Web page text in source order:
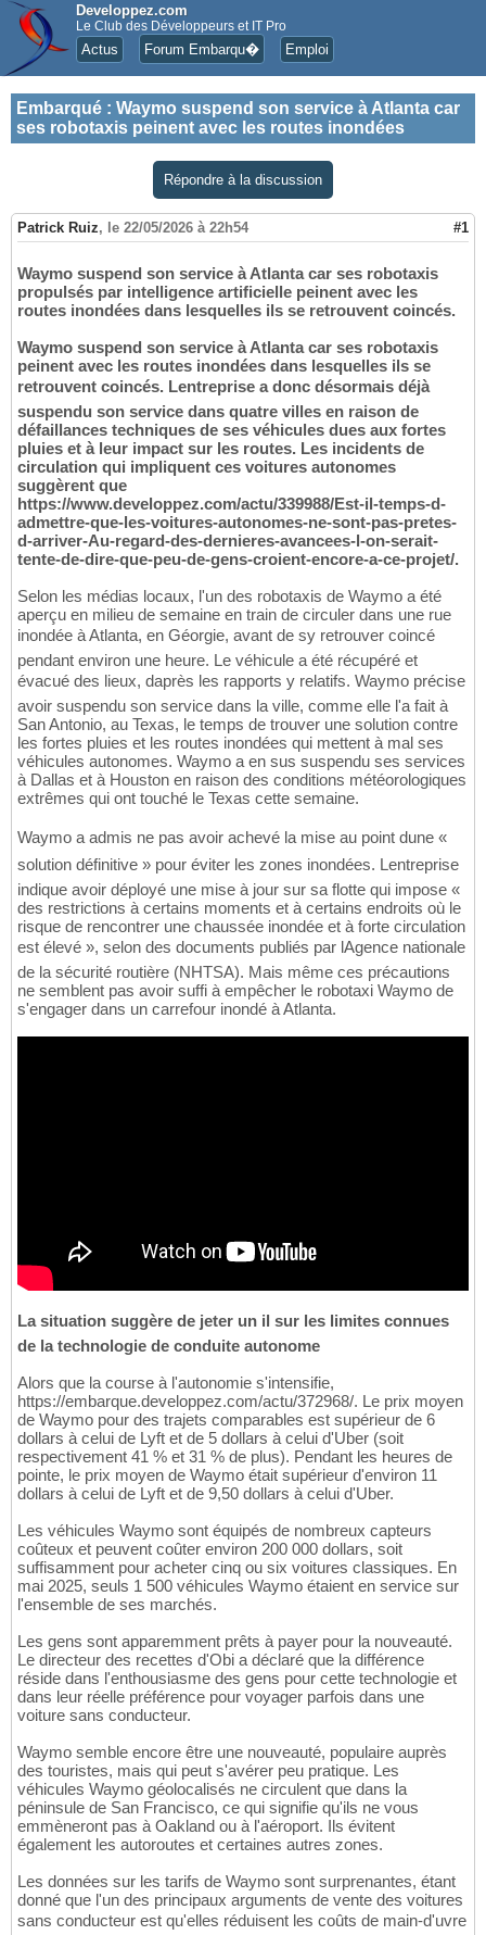
Developpez.com
Le Club des Développeurs et IT Pro
Actus Forum Embarqu� Emploi
Embarqué : Waymo suspend son service à Atlanta car
ses robotaxis peinent avec les routes inondées
Répondre à la discussion
Patrick Ruiz, le 22/05/2026 à 22h54 #1
Waymo suspend son service à Atlanta car ses robotaxis
propulsés par intelligence artificielle peinent avec les
routes inondées dans lesquelles ils se retrouvent coincés.
Waymo suspend son service à Atlanta car ses robotaxis
peinent avec les routes inondées dans lesquelles ils se
retrouvent coincés. Lentreprise a donc désormais déjà
suspendu son service dans quatre villes en raison de
défaillances techniques de ses véhicules dues aux fortes
pluies et à leur impact sur les routes. Les incidents de
circulation qui impliquent ces voitures autonomes
suggèrent que
https://www.developpez.com/actu/339988/Est-il-temps-d-
admettre-que-les-voitures-autonomes-ne-sont-pas-pretes-
d-arriver-Au-regard-des-dernieres-avancees-l-on-serait-
tente-de-dire-que-peu-de-gens-croient-encore-a-ce-projet/.
Selon les médias locaux, l'un des robotaxis de Waymo a été
aperçu en milieu de semaine en train de circuler dans une rue
inondée à Atlanta, en Géorgie, avant de sy retrouver coincé
pendant environ une heure. Le véhicule a été récupéré et
évacué des lieux, daprès les rapports y relatifs. Waymo précise
avoir suspendu son service dans la ville, comme elle l'a fait à
San Antonio, au Texas, le temps de trouver une solution contre
les fortes pluies et les routes inondées qui mettent à mal ses
véhicules autonomes. Waymo a en sus suspendu ses services
à Dallas et à Houston en raison des conditions météorologiques
extrêmes qui ont touché le Texas cette semaine.
Waymo a admis ne pas avoir achevé la mise au point dune «
solution définitive » pour éviter les zones inondées. Lentreprise
indique avoir déployé une mise à jour sur sa flotte qui impose «
des restrictions à certains moments et à certains endroits où le
risque de rencontrer une chaussée inondée et à forte circulation
est élevé », selon des documents publiés par lAgence nationale
de la sécurité routière (NHTSA). Mais même ces précautions
ne semblent pas avoir suffi à empêcher le robotaxi Waymo de
s'engager dans un carrefour inondé à Atlanta.
La situation suggère de jeter un il sur les limites connues
de la technologie de conduite autonome
Alors que la course à l'autonomie s'intensifie,
https://embarque.developpez.com/actu/372968/. Le prix moyen
de Waymo pour des trajets comparables est supérieur de 6
dollars à celui de Lyft et de 5 dollars à celui d'Uber (soit
respectivement 41 % et 31 % de plus). Pendant les heures de
pointe, le prix moyen de Waymo était supérieur d'environ 11
dollars à celui de Lyft et de 9,50 dollars à celui d'Uber.
Les véhicules Waymo sont équipés de nombreux capteurs
coûteux et peuvent coûter environ 200 000 dollars, soit
suffisamment pour acheter cinq ou six voitures classiques. En
mai 2025, seuls 1 500 véhicules Waymo étaient en service sur
l'ensemble de ses marchés.
Les gens sont apparemment prêts à payer pour la nouveauté.
Le directeur des recettes d'Obi a déclaré que la différence
réside dans l'enthousiasme des gens pour cette technologie et
dans leur réelle préférence pour voyager parfois dans une
voiture sans conducteur.
Waymo semble encore être une nouveauté, populaire auprès
des touristes, mais qui peut s'avérer peu pratique. Les
véhicules Waymo géolocalisés ne circulent que dans la
péninsule de San Francisco, ce qui signifie qu'ils ne vous
emmèneront pas à Oakland ou à l'aéroport. Ils évitent
également les autoroutes et certaines autres zones.
Les données sur les tarifs de Waymo sont surprenantes, étant
donné que l'un des principaux arguments de vente des voitures
sans conducteur est qu'elles réduisent les coûts de main-d'uvre